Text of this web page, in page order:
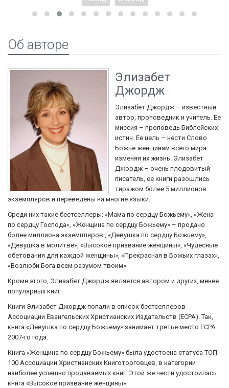
Об авторе
Элизабет
Джордж
Элизабет Джордж – известный
автор, проповедник и учитель. Ее
миссия – проповедь Библейских
истин. Ее цель – нести Слово
Божье женщинам всего мира
изменяя их жизнь. Элизабет
Джордж – очень плодовитый
писатель, ее книги разошлись
тиражом более 5 миллионов
экземпляров и переведены на многие языки.
Среди них такие бестселлеры: «Мама по сердцу Божьему», «Жена
по сердцу Господа», «Женщина по сердцу Божьему» – продано
более миллиона экземпляров , «Девушка по сердцу Божьему»,
«Девушка в молитве», «Высокое призвание женщины», «Чудесные
обетования для каждой женщины», «Прекрасная в Божьих глазах»,
«Возлюби Бога всем разумом твоим»
Кроме этого, Элизабет Джордж является автором и других, менее
популярных книг.
Книги Элизабет Джордж попали в список бестселлеров
Ассоциации Евангельских Христианских Издательств (ECPA). Так,
книга «Девушка по сердцу Божьему» занимает третье место ECPA
2007-го года.
Книга «Женщина по сердцу Божьему» была удостоена статуса ТОП
100 Ассоциации Христианских Книготорговцев, в категории
наиболее успешно продаваемых книг. Этой же чести удостоилась
книга «Высокое призвание женщины».